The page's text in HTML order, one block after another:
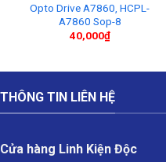
Opto Drive A7860, HCPL-
A7860 Sop-8
40,000₫
THÔNG TIN LIÊN HỆ
Cửa hàng Linh Kiện Độc